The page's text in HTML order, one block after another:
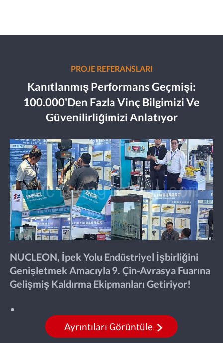
PROJE REFERANSLARI
Kanıtlanmış Performans Geçmişi:
100.000'den Fazla Vinç Bilgimizi Ve
Güvenilirliğimizi Anlatıyor
NUCLEON, İpek Yolu Endüstriyel İşbirliğini
Genişletmek Amacıyla 9. Çin-Avrasya Fuarına
Gelişmiş Kaldırma Ekipmanları Getiriyor!
Ayrıntıları Görüntüle